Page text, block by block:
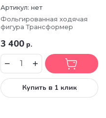
Артикул: нет
Фольгированная ходячая
фигура Трансформер
3 400 р.
Купить в 1 клик